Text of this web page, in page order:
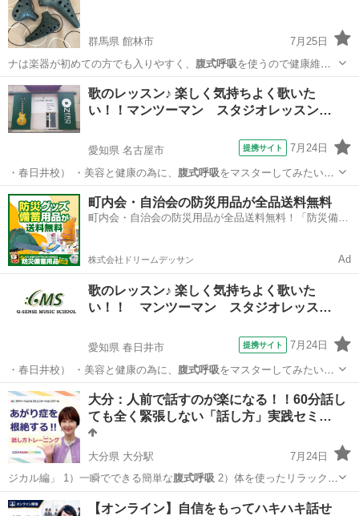
群馬県 館林市
7月25日
ナは楽器が初めての方でも入りやすく、
腹式呼吸を使うので健康維
持、免疫力アップにも…
群馬 館林市 リズム
歌のレッスン♪ 楽しく気持ちよく歌いた
い！！マンツーマン スタジオレッスン…
愛知県 名古屋市 提携サイト 7月24日
・春日井校） ・美容と健康の為に、 腹式呼吸をマスターしてみたい。
・人前に出て…
愛知 名古屋市 ボーカル
町内会・自治会の防災用品が全品送料無料
町内会・自治会の防災用品が全品送料無料！「防災備蓄
株式会社ドリームデッサン Ad
歌のレッスン♪ 楽しく気持ちよく歌いた
い！！ マンツーマン スタジオレッス…
愛知県 春日井市 提携サイト 7月24日
・春日井校） ・美容と健康の為に、 腹式呼吸をマスターしてみたい。
・人前に出て…
愛知 春日井市 ボーカル
大分：人前で話すのが楽になる！！60分話し
ても全く緊張しない「話し方」実践セミ…
大分県 大分駅
7月24日
ジカル編」 1）一瞬でできる簡単な腹式呼吸 2）体を使ったリラックス
法 …
大分 大分市 話し方 あがり症
【オンライン】自信をもってハキハキ話せ